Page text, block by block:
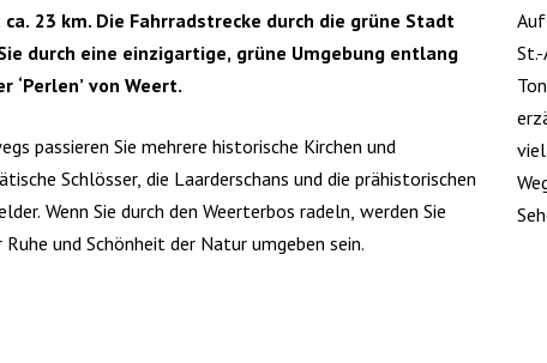
ca. 23 km. Die Fahrradstrecke durch die grüne Stadt
durch eine einzigartige, grüne Umgebung entlang
‘Perlen’ von Weert.
passieren Sie mehrere historische Kirchen und
Schlösser, die Laarderschans und die prähistorischen
Wenn Sie durch den Weerterbos radeln, werden Sie
Ruhe und Schönheit der Natur umgeben sein.